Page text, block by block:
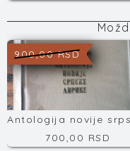
900,00 RSD
700,00 RSD